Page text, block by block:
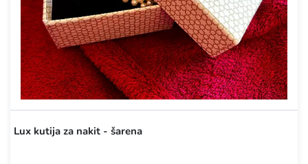
Lux kutija za nakit - šarena